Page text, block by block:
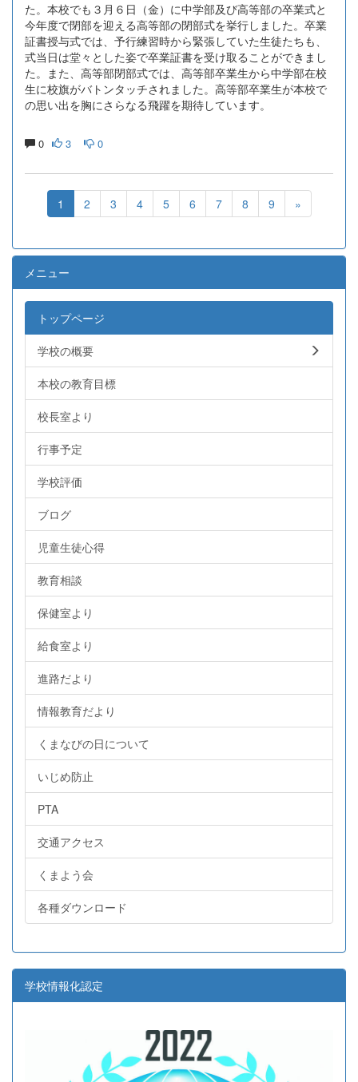
た。本校でも３月６日（金）に中学部及び高等部の卒業式と
今年度で閉部を迎える高等部の閉部式を挙行しました。卒業
証書授与式では、予行練習時から緊張していた生徒たちも、
式当日は堂々とした姿で卒業証書を受け取ることができまし
た。また、高等部閉部式では、高等部卒業生から中学部在校
生に校旗がバトンタッチされました。高等部卒業生が本校で
の思い出を胸にさらなる飛躍を期待しています。
0 3 0
1 2 3 4 5 6 7 8 9 »
メニュー
トップページ
学校の概要
本校の教育目標
校長室より
行事予定
学校評価
ブログ
児童生徒心得
教育相談
保健室より
給食室より
進路だより
情報教育だより
くまなびの日について
いじめ防止
PTA
交通アクセス
くまよう会
各種ダウンロード
学校情報化認定